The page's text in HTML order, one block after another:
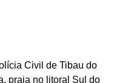
Civil de Tibau do
praia no litoral Sul do